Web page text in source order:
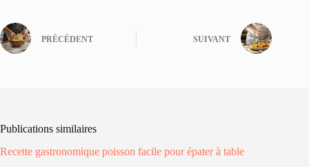
PRÉCÉDENT SUIVANT
Publications similaires
Recette gastronomique poisson facile pour épater à table